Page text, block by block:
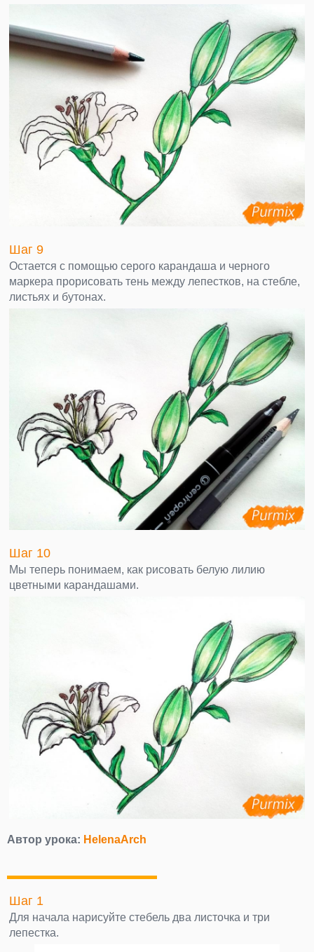
Шаг 9
Остается с помощью серого карандаша и черного
маркера прорисовать тень между лепестков, на стебле,
листьях и бутонах.
Шаг 10
Мы теперь понимаем, как рисовать белую лилию
цветными карандашами.
Автор урока: HelenaArch
Шаг 1
Для начала нарисуйте стебель два листочка и три
лепестка.